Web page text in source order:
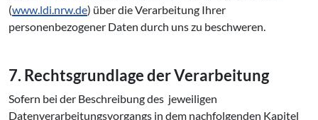
(www.ldi.nrw.de) über die Verarbeitung Ihrer
personenbezogener Daten durch uns zu beschweren.
7. Rechts­grund­la­ge der Ver­ar­bei­tung
Sofern bei der Beschreibung des jeweiligen
Datenverarbeitungsvorgangs in dem nachfolgenden Kapitel